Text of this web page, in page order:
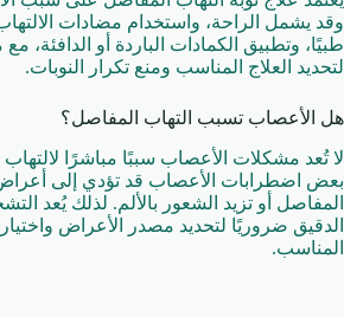
وقد يشمل الراحة، واستخدام مضادات
طبيًا، وتطبيق الكمادات الباردة أو الدافئة،
لتحديد العلاج المناسب ومنع تكرار النوبات.
هل الأعصاب تسبب التهاب المفاصل؟
لا تُعد مشكلات الأعصاب سببًا مباشرًا
بعض اضطرابات الأعصاب قد تؤدي إلى
المفاصل أو تزيد الشعور بالألم. لذلك يُعد
الدقيق ضروريًا لتحديد مصدر الأعراض واختيار
المناسب.